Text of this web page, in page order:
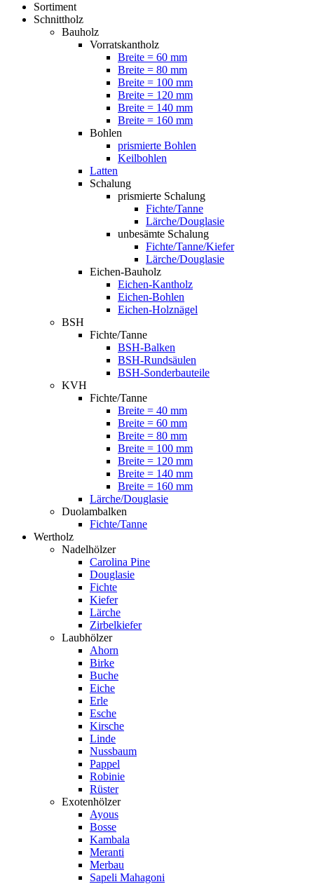
Sortiment
Schnittholz
Bauholz
Vorratskantholz
Breite = 60 mm
Breite = 80 mm
Breite = 100 mm
Breite = 120 mm
Breite = 140 mm
Breite = 160 mm
Bohlen
prismierte Bohlen
Keilbohlen
Latten
Schalung
prismierte Schalung
Fichte/Tanne
Lärche/Douglasie
unbesämte Schalung
Fichte/Tanne/Kiefer
Lärche/Douglasie
Eichen-Bauholz
Eichen-Kantholz
Eichen-Bohlen
Eichen-Holznägel
BSH
Fichte/Tanne
BSH-Balken
BSH-Rundsäulen
BSH-Sonderbauteile
KVH
Fichte/Tanne
Breite = 40 mm
Breite = 60 mm
Breite = 80 mm
Breite = 100 mm
Breite = 120 mm
Breite = 140 mm
Breite = 160 mm
Lärche/Douglasie
Duolambalken
Fichte/Tanne
Wertholz
Nadelhölzer
Carolina Pine
Douglasie
Fichte
Kiefer
Lärche
Zirbelkiefer
Laubhölzer
Ahorn
Birke
Buche
Eiche
Erle
Esche
Kirsche
Linde
Nussbaum
Pappel
Robinie
Rüster
Exotenhölzer
Ayous
Bosse
Kambala
Meranti
Merbau
Sapeli Mahagoni